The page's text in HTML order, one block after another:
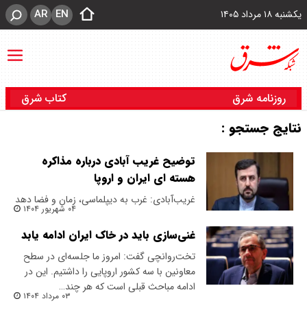
یکشنبه ۱۸ مرداد ۱۴۰۵ EN
AR
روزنامه شرق کتاب شرق
نتایج جستجو :
توضیح غریب آبادی درباره مذاکره
هسته ای ایران و اروپا
غریب‌آبادی: غرب به دیپلماسی، زمان و فضا دهد
۰۴ شهریور ۱۴۰۴
غنی‌سازی باید در خاک ایران ادامه یابد
تخت‌روانچی گفت: امروز ما جلسه‌ای در سطح
معاونین با سه کشور اروپایی را داشتیم. این در
ادامه مباحث قبلی است که هر چند…
۰۳ مرداد ۱۴۰۴